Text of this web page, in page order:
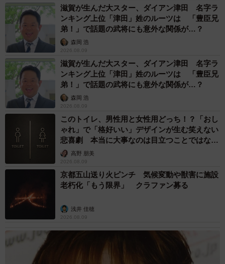
滋賀が生んだ大スター、ダイアン津田 名字ラ
ンキング上位「津田」姓のルーツは 「豊臣兄
弟！」で話題の武将にも意外な関係が…？
森岡 浩
2026.08.09
滋賀が生んだ大スター、ダイアン津田 名字ラ
ンキング上位「津田」姓のルーツは 「豊臣兄
弟！」で話題の武将にも意外な関係が…？
森岡 浩
2026.08.09
このトイレ、男性用と女性用どっち！？「おし
ゃれ」で「格好いい」デザインが生む笑えない
悲喜劇 本当に大事なのは目立つことではな
く…高野 朋美
2026.08.09
京都五山送り火ピンチ 気候変動や獣害に施設
老朽化「もう限界」 クラファン募る
浅井 佳穂
2026.08.09